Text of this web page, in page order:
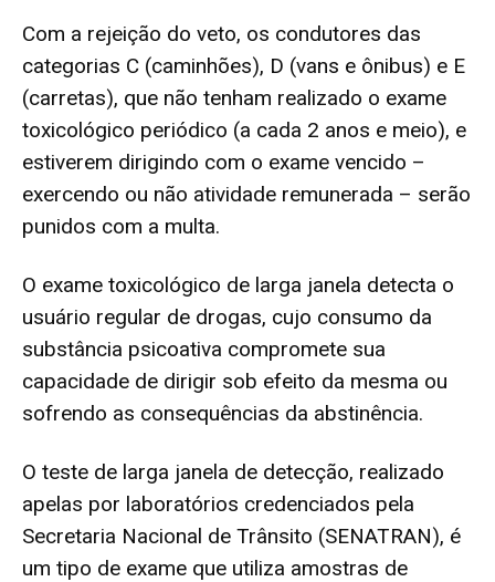
Com a rejeição do veto, os condutores das
categorias C (caminhões), D (vans e ônibus) e E
(carretas), que não tenham realizado o exame
toxicológico periódico (a cada 2 anos e meio), e
estiverem dirigindo com o exame vencido –
exercendo ou não atividade remunerada – serão
punidos com a multa.
O exame toxicológico de larga janela detecta o
usuário regular de drogas, cujo consumo da
substância psicoativa compromete sua
capacidade de dirigir sob efeito da mesma ou
sofrendo as consequências da abstinência.
O teste de larga janela de detecção, realizado
apelas por laboratórios credenciados pela
Secretaria Nacional de Trânsito (SENATRAN), é
um tipo de exame que utiliza amostras de